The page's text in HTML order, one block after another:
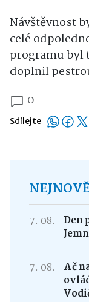
Návštěvnost
celé
programu byl
doplnil
0
Sdílejte
7. 08.
Den
7. 08.
Ač